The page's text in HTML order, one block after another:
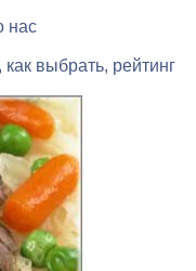
нас
выбрать, рейтинг